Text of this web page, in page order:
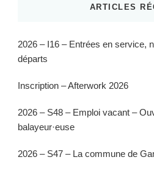
ARTICLES
2026 – I16 – Entrées en service,
départs
Inscription – Afterwork 2026
2026 – S48 – Emploi vacant –
balayeur·euse
2026 – S47 – La commune de